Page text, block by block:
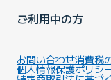
ご利用中の方
お問い合わせ消費税
個人情報保護ポリシ